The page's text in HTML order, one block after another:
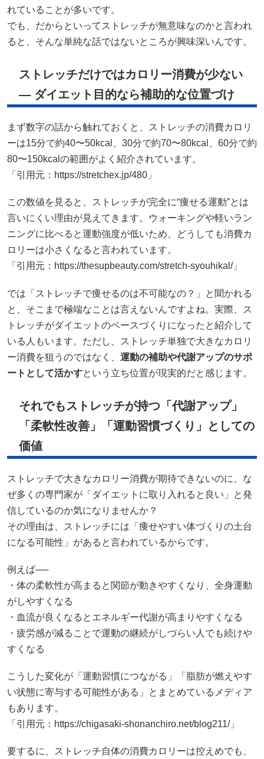
れていることが多いです。
でも、だからといってストレッチが無意味なのかと言われ
ると、そんな単純な話ではないところが興味深いんです。
ストレッチだけではカロリー消費が少ない
— ダイエット目的なら補助的な位置づけ
まず数字の話から触れておくと、ストレッチの消費カロリ
ーは15分で約40〜50kcal、30分で約70〜80kcal、60分で約
80〜150kcalの範囲がよく紹介されています。
「引用元：https://stretchex.jp/480」
この数値を見ると、ストレッチが完全に“痩せる運動”とは
言いにくい理由が見えてきます。ウォーキングや軽いラン
ニングに比べると運動強度が低いため、どうしても消費カ
ロリーは小さくなると言われています。
「引用元：https://thesupbeauty.com/stretch-syouhikal/」
では「ストレッチで痩せるのは不可能なの？」と聞かれる
と、そこまで極端なことは言えないんですよね。実際、ス
トレッチがダイエットのベースづくりになったと紹介して
いる人もいます。ただし、ストレッチ単独で大きなカロリ
ー消費を狙うのではなく、 運動の補助や代謝アップのサポ
ートとして活かすという立ち位置が現実的だと感じます。
それでもストレッチが持つ「代謝アップ」
「柔軟性改善」「運動習慣づくり」としての
価値
ストレッチで大きなカロリー消費が期待できないのに、な
ぜ多くの専門家が「ダイエットに取り入れると良い」と発
信しているのか気になりませんか？
その理由は、ストレッチには「痩せやすい体づくりの土台
になる可能性」があると言われているからです。
例えば──
・体の柔軟性が高まると関節が動きやすくなり、全身運動
がしやすくなる
・血流が良くなるとエネルギー代謝が高まりやすくなる
・疲労感が減ることで運動の継続がしづらい人でも続けや
すくなる
こうした変化が「運動習慣につながる」「脂肪が燃えやす
い状態に寄与する可能性がある」とまとめているメディア
もあります。
「引用元：https://chigasaki-shonanchiro.net/blog211/」
要するに、ストレッチ自体の消費カロリーは控えめでも、